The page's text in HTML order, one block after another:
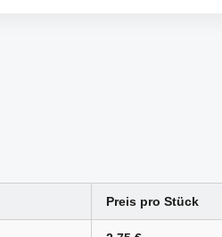
Preis pro Stück